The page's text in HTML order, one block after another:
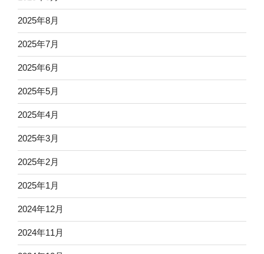
2025年8月
2025年7月
2025年6月
2025年5月
2025年4月
2025年3月
2025年2月
2025年1月
2024年12月
2024年11月